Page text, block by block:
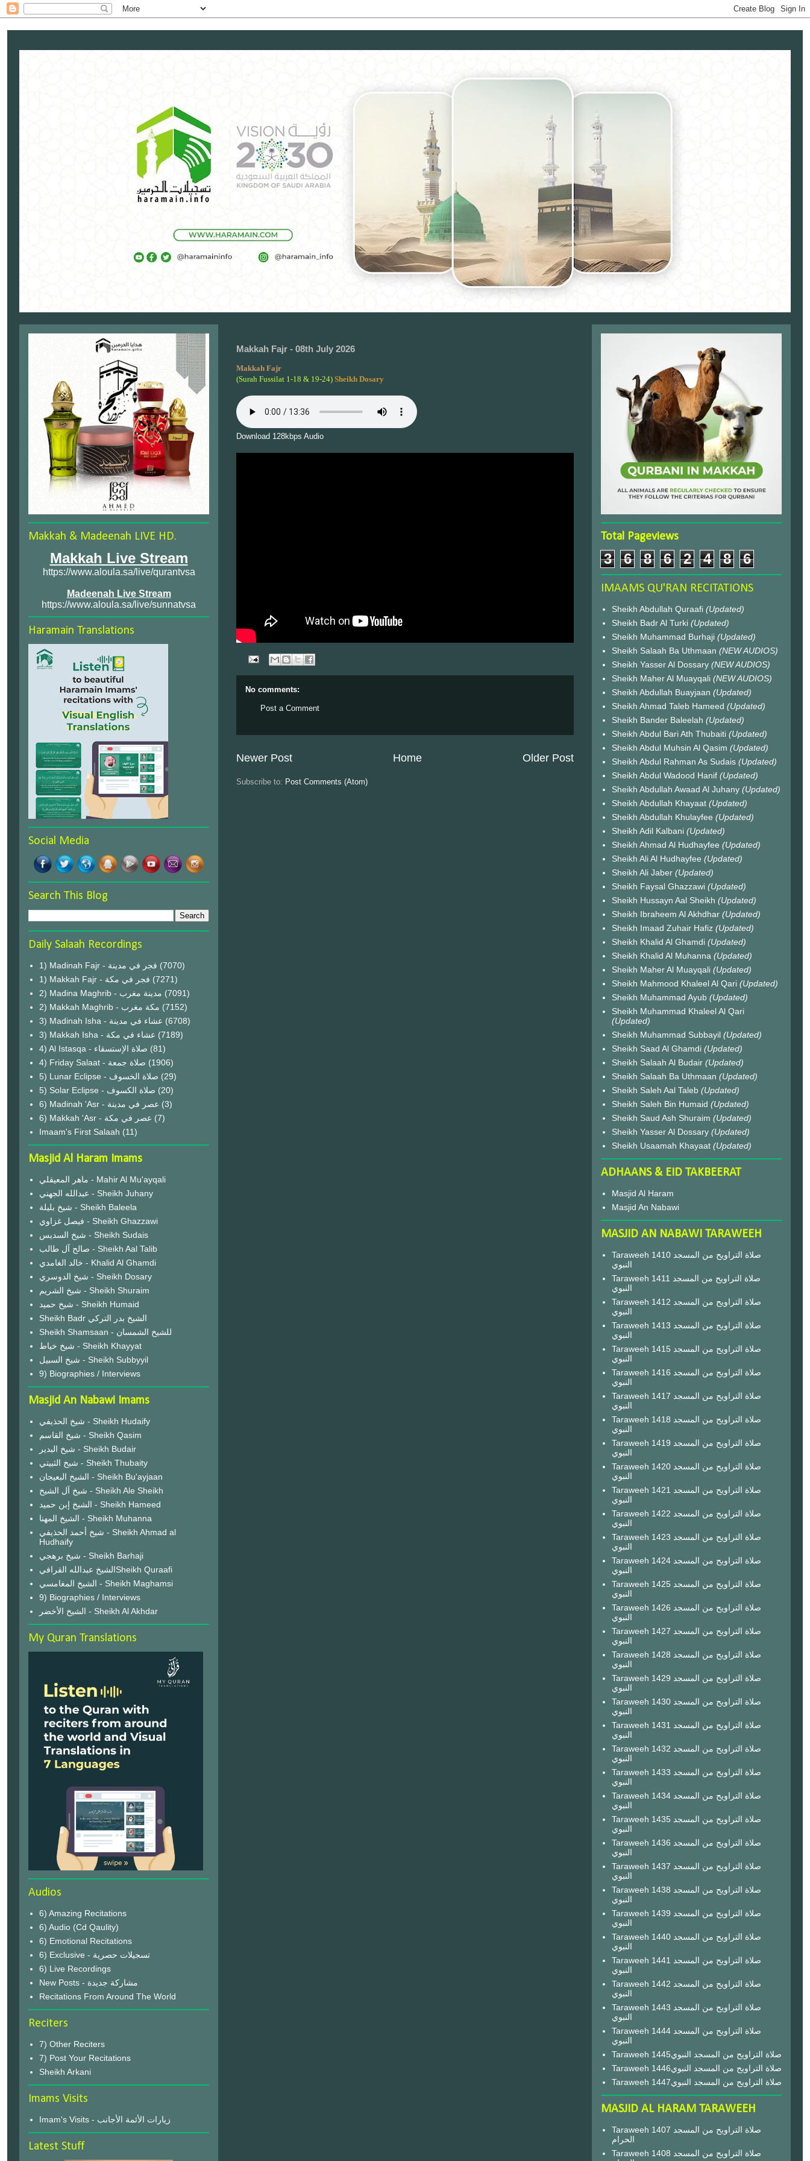
Makkah Fajr - 08th July 2026
Makkah Fajr
(Surah Fussilat 1-18 & 19-24) Sheikh Dosary
Download 128kbps Audio
No comments:
Post a Comment
Newer Post Older Post
Home
Subscribe to: Post Comments (Atom)
Makkah & Madeenah LIVE HD.
Makkah Live Stream
https://www.aloula.sa/live/qurantvsa
Madeenah Live Stream
https://www.aloula.sa/live/sunnatvsa
Haramain Translations
Social Media
Search This Blog
Daily Salaah Recordings
1) Madinah Fajr - فجر في مدينة (7070)
1) Makkah Fajr - فجر في مكة (7271)
2) Madina Maghrib - مدينة مغرب (7091)
2) Makkah Maghrib - مكة مغرب (7152)
3) Madinah Isha - عشاء في مدينة (6708)
3) Makkah Isha - عشاء في مكة (7189)
4) Al Istasqa - صلاة الإستسقاء (81)
4) Friday Salaat - صلاة جمعة (1906)
5) Lunar Eclipse - صلاة الخسوف (29)
(20)
6) Madinah 'Asr - عصر في مدينة (3)
6) Makkah 'Asr - عصر في مكة (7)
Imaam's First Salaah (11)
Masjid Al Haram Imams
ماهر المعيقلي - Mahir Al Mu'ayqali
عبدالله الجهني - Sheikh Juhany
شيخ بليلة - Sheikh Baleela
فيصل غزاوي - Sheikh Ghazzawi
شيخ السديس - Sheikh Sudais
صالح آل طالب - Sheikh Aal Talib
خالد الغامدي - Khalid Al Ghamdi
شيخ الدوسري - Sheikh Dosary
شيخ الشريم - Sheikh Shuraim
شيخ حميد - Sheikh Humaid
Sheikh Badr الشيخ بدر التركي
Sheikh Shamsaan - للشيخ الشمسان
شيخ خياط - Sheikh Khayyat
شيخ السبيل - Sheikh Subbyyil
9) Biographies / Interviews
Masjid An Nabawi Imams
شيخ الحذيفي - Sheikh Hudaify
شيخ القاسم - Sheikh Qasim
شيخ البدير - Sheikh Budair
شيخ الثبيتي - Sheikh Thubaity
الشيخ البعيجان - Sheikh Bu'ayjaan
شيخ آل الشيخ - Sheikh Ale Sheikh
الشيخ إبن حميد - Sheikh Hameed
الشيخ المهنا - Sheikh Muhanna
شيخ أحمد الحذيفي - Sheikh Ahmad al
Hudhaify
شيخ برهجي - Sheikh Barhaji
الشيخ عبدالله القرافيSheikh Quraafi
الشيخ المغامسي - Sheikh Maghamsi
9) Biographies / Interviews
الشيخ الأخضر - Sheikh Al Akhdar
My Quran Translations
Audios
6) Amazing Recitations
6) Audio (Cd Qaulity)
6) Emotional Recitations
6) Exclusive - تسجيلات حصرية
6) Live Recordings
New Posts - مشاركة جديدة
Recitations From Around The World
Reciters
7) Other Reciters
7) Post Your Recitations
Sheikh Arkani
Imams Visits
Imam's Visits - زيارات الأئمة الأجانب
Latest Stuff
Total Pageviews
3 6 8 6 2 4 8 6
IMAAMS QU'RAN RECITATIONS
Sheikh Abdullah Quraafi (Updated)
Sheikh Badr Al Turki (Updated)
Sheikh Muhammad Burhaji (Updated)
Sheikh Salaah Ba Uthmaan (NEW AUDIOS)
Sheikh Yasser Al Dossary (NEW AUDIOS)
Sheikh Maher Al Muayqali (NEW AUDIOS)
Sheikh Abdullah Buayjaan (Updated)
Sheikh Ahmad Taleb Hameed (Updated)
Sheikh Bander Baleelah (Updated)
Sheikh Abdul Bari Ath Thubaiti (Updated)
Sheikh Abdul Muhsin Al Qasim (Updated)
Sheikh Abdul Rahman As Sudais (Updated)
Sheikh Abdul Wadood Hanif (Updated)
Sheikh Abdullah Awaad Al Juhany (Updated)
Sheikh Abdullah Khayaat (Updated)
Sheikh Abdullah Khulayfee (Updated)
Sheikh Adil Kalbani (Updated)
Sheikh Ahmad Al Hudhayfee (Updated)
Sheikh Ali Al Hudhayfee (Updated)
Sheikh Ali Jaber (Updated)
Sheikh Faysal Ghazzawi (Updated)
Sheikh Hussayn Aal Sheikh (Updated)
Sheikh Ibraheem Al Akhdhar (Updated)
Sheikh Imaad Zuhair Hafiz (Updated)
Sheikh Khalid Al Ghamdi (Updated)
Sheikh Khalid Al Muhanna (Updated)
Sheikh Maher Al Muayqali (Updated)
Sheikh Mahmood Khaleel Al Qari (Updated)
Sheikh Muhammad Ayub (Updated)
Sheikh Muhammad Khaleel Al Qari
(Updated)
Sheikh Muhammad Subbayil (Updated)
Sheikh Saad Al Ghamdi (Updated)
Sheikh Salaah Al Budair (Updated)
Sheikh Salaah Ba Uthmaan (Updated)
Sheikh Saleh Aal Taleb (Updated)
Sheikh Saleh Bin Humaid (Updated)
Sheikh Saud Ash Shuraim (Updated)
Sheikh Yasser Al Dossary (Updated)
Sheikh Usaamah Khayaat (Updated)
ADHAANS & EID TAKBEERAT
Masjid Al Haram
Masjid An Nabawi
MASJID AN NABAWI TARAWEEH
Taraweeh 1410 صلاة التراويح من المسجد
النبوي
Taraweeh 1411 صلاة التراويح من المسجد
النبوي
Taraweeh 1412 صلاة التراويح من المسجد
النبوي
Taraweeh 1413 صلاة التراويح من المسجد
النبوي
Taraweeh 1415 صلاة التراويح من المسجد
النبوي
Taraweeh 1416 صلاة التراويح من المسجد
النبوي
Taraweeh 1417 صلاة التراويح من المسجد
النبوي
Taraweeh 1418 صلاة التراويح من المسجد
النبوي
Taraweeh 1419 صلاة التراويح من المسجد
النبوي
Taraweeh 1420 صلاة التراويح من المسجد
النبوي
Taraweeh 1421 صلاة التراويح من المسجد
النبوي
Taraweeh 1422 صلاة التراويح من المسجد
النبوي
Taraweeh 1423 صلاة التراويح من المسجد
النبوي
Taraweeh 1424 صلاة التراويح من المسجد
النبوي
Taraweeh 1425 صلاة التراويح من المسجد
النبوي
Taraweeh 1426 صلاة التراويح من المسجد
النبوي
Taraweeh 1427 صلاة التراويح من المسجد
النبوي
Taraweeh 1428 صلاة التراويح من المسجد
النبوي
Taraweeh 1429 صلاة التراويح من المسجد
النبوي
Taraweeh 1430 صلاة التراويح من المسجد
النبوي
Taraweeh 1431 صلاة التراويح من المسجد
النبوي
Taraweeh 1432 صلاة التراويح من المسجد
النبوي
Taraweeh 1433 صلاة التراويح من المسجد
النبوي
Taraweeh 1434 صلاة التراويح من المسجد
النبوي
Taraweeh 1435 صلاة التراويح من المسجد
النبوي
Taraweeh 1436 صلاة التراويح من المسجد
النبوي
Taraweeh 1437 صلاة التراويح من المسجد
النبوي
Taraweeh 1438 صلاة التراويح من المسجد
النبوي
Taraweeh 1439 صلاة التراويح من المسجد
النبوي
Taraweeh 1440 صلاة التراويح من المسجد
النبوي
Taraweeh 1441 صلاة التراويح من المسجد
النبوي
Taraweeh 1442 صلاة التراويح من المسجد
النبوي
Taraweeh 1443 صلاة التراويح من المسجد
النبوي
Taraweeh 1444 صلاة التراويح من المسجد
النبوي
Taraweeh 1445صلاة التراويح من المسجد النبوي
Taraweeh 1446صلاة التراويح من المسجد النبوي
Taraweeh 1447صلاة التراويح من المسجد النبوي
MASJID AL HARAM TARAWEEH
Taraweeh 1407 صلاة التراويح من المسجد
الحرام
Taraweeh 1408 صلاة التراويح من المسجد